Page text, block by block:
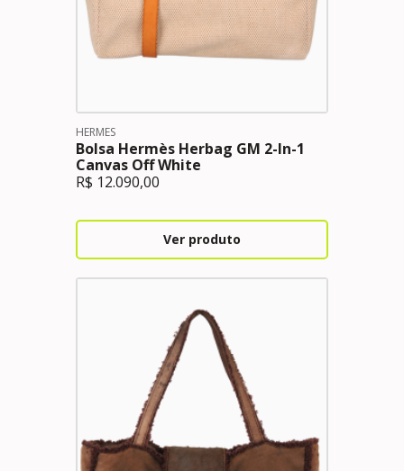
HERMES
Bolsa Hermès Herbag GM 2-In-1
Canvas Off White
R$ 12.090,00
Ver produto